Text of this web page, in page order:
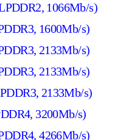
1066Mb/s)
1600Mb/s)
2133Mb/s)
2133Mb/s)
2133Mb/s)
3200Mb/s)
4266Mb/s)